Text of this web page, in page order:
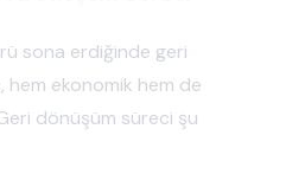
sona erdiğinde geri
hem ekonomik hem de
dönüşüm süreci şu